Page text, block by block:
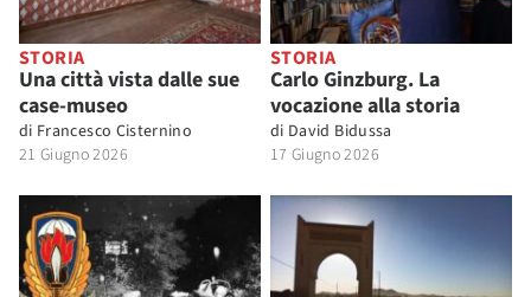
STORIA
Una città vista dalle sue
case-museo
di Francesco Cisternino
21 Giugno 2026
STORIA
Carlo Ginzburg. La
vocazione alla storia
di David Bidussa
17 Giugno 2026